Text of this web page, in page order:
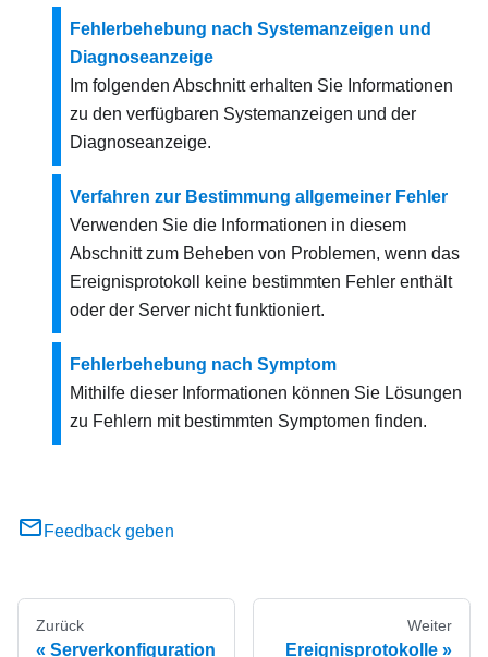
Fehlerbehebung nach Systemanzeigen und
Diagnoseanzeige
Im folgenden Abschnitt erhalten Sie Informationen
zu den verfügbaren Systemanzeigen und der
Diagnoseanzeige.
Verfahren zur Bestimmung allgemeiner Fehler
Verwenden Sie die Informationen in diesem
Abschnitt zum Beheben von Problemen, wenn das
Ereignisprotokoll keine bestimmten Fehler enthält
oder der Server nicht funktioniert.
Fehlerbehebung nach Symptom
Mithilfe dieser Informationen können Sie Lösungen
zu Fehlern mit bestimmten Symptomen finden.
Feedback geben
Zurück
Serverkonfiguration
Weiter
Ereignisprotokolle